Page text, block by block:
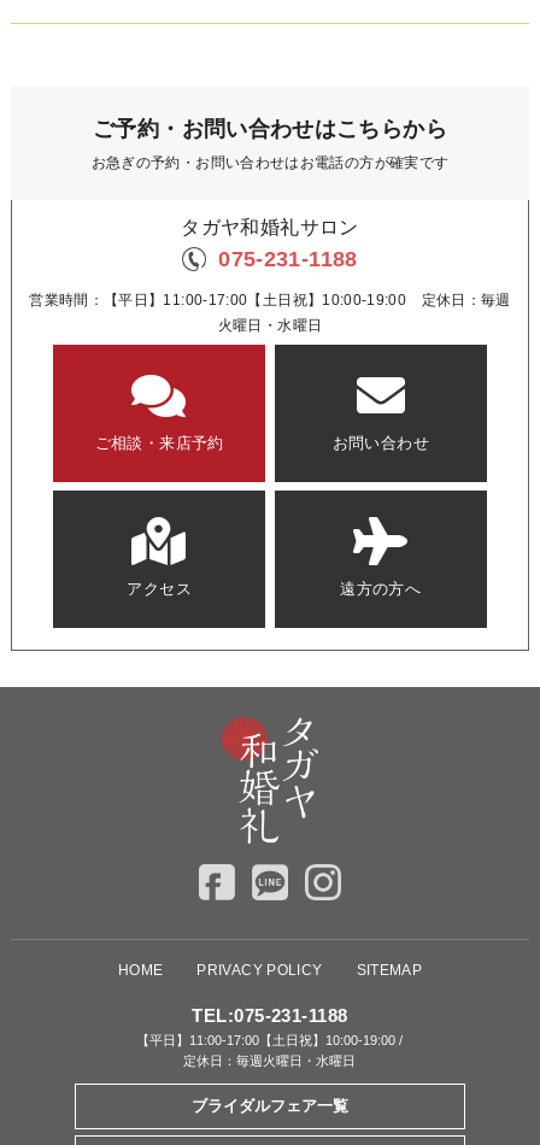
ご予約・お問い合わせはこちらから
お急ぎの予約・お問い合わせはお電話の方が確実です
タガヤ和婚礼サロン
075-231-1188
営業時間：【平日】11:00-17:00【土日祝】10:00-19:00 定休日：毎週
火曜日・水曜日
ご相談・来店予約 お問い合わせ
アクセス 遠方の方へ
HOME PRIVACY POLICY SITEMAP
TEL:075-231-1188
【平日】11:00-17:00【土日祝】10:00-19:00 /
定休日：毎週火曜日・水曜日
ブライダルフェア一覧